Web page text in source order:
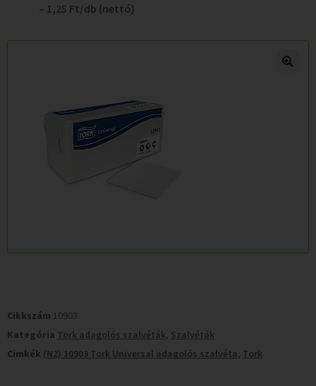
– 1,25 Ft/db (nettó)
Cikkszám 10903
Kategória Tork adagolós szalvéták, Szalvéták
Cimkék (N2) 10903 Tork Universal adagolós szalvéta, Tork